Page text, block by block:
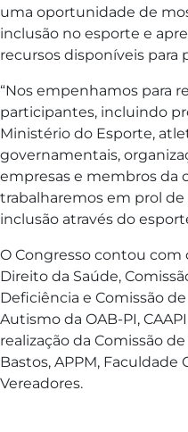
uma oportunidade de
inclusão no esporte e
recursos disponíveis para
“Nos empenhamos para
participantes, incluindo
Ministério do Esporte,
governamentais,
empresas e membros da
trabalharemos em prol
inclusão através do
O Congresso contou com
Direito da Saúde,
Deficiência e Comissão
Autismo da OAB-PI,
realização da Comissão
Bastos, APPM, Faculdade
Vereadores.